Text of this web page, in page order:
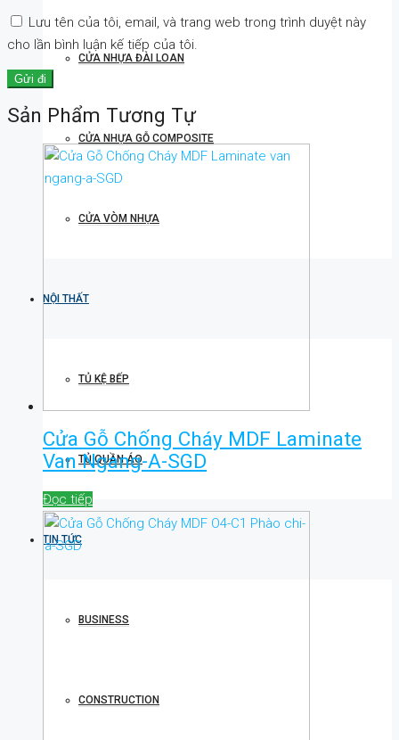
CỬA NHỰA ĐÀI LOAN
CỬA NHỰA GỖ COMPOSITE
CỬA VÒM NHỰA
NỘI THẤT
TỦ KỆ BẾP
TỦ QUẦN ÁO
TIN TỨC
BUSINESS
CONSTRUCTION
Lưu tên của tôi, email, và trang web trong trình duyệt này
cho lần bình luận kế tiếp của tôi.
Sản Phẩm Tương Tự
Cửa Gỗ Chống Cháy MDF Laminate
Van Ngang-A-SGD
Đọc tiếp